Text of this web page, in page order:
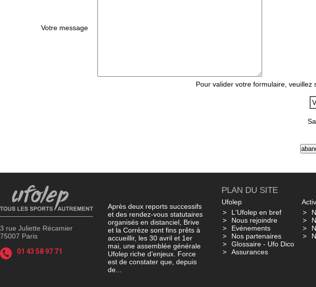
Votre message
Pour valider votre formulaire,
V
3 rue Juliette Récamier
75007 Paris
01 43 58 97 71
Après deux reports successifs
et des rendez-vous statutaires
organisés en distanciel, Brive
et la Corrèze sont fins prêts à
accueillir, les 30 avril et 1er
mai, une assemblée générale
Ufolep riche d’enjeux. Force
est de constater que, depuis
de...
PLAN DU SITE
Ufolep
L'Ufolep en bref
Nous rejoindre
Evénements
Nos partenaires
Glossaire - Ufo Dico
Assurances